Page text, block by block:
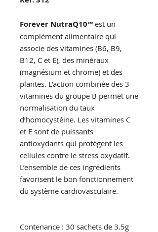
Forever NutraQ10™ est un
complément alimentaire qui
associe des vitamines (B6, B9,
B12, C et E), des minéraux
(magnésium et chrome) et des
plantes. L’action combinée des 3
vitamines du groupe B permet une
normalisation du taux
d’homocystéine. Les vitamines C
et E sont de puissants
antioxydants qui protègent les
cellules contre le stress oxydatif.
L’ensemble de ces ingrédients
favorisent le bon fonctionnement
du système cardiovasculaire.
Contenance : 30 sachets de 3.5g